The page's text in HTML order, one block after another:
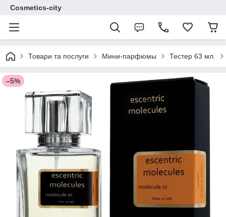
Cosmetics-city
Товари та послуги Мини-парфюмы Тестер 63 мл.
–5%